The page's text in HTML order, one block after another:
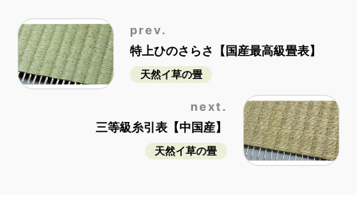
prev.
特上ひのさらさ【国産最高級畳表】
天然イ草の畳
next.
三等級糸引表【中国産】
天然イ草の畳